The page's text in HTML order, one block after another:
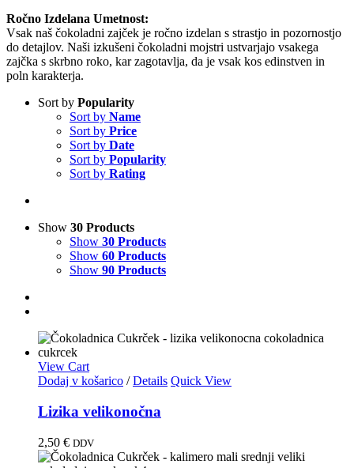
Ročno Izdelana Umetnost:
Vsak naš čokoladni zajček je ročno izdelan s strastjo in pozornostjo
do detajlov. Naši izkušeni čokoladni mojstri ustvarjajo vsakega
zajčka s skrbno roko, kar zagotavlja, da je vsak kos edinstven in
poln karakterja.
Sort by Popularity
Sort by Name
Sort by Price
Sort by Date
Sort by Popularity
Sort by Rating
Show 30 Products
Show 30 Products
Show 60 Products
Show 90 Products
View Cart
Dodaj v košarico / Details Quick View
Lizika velikonočna
2,50 € DDV